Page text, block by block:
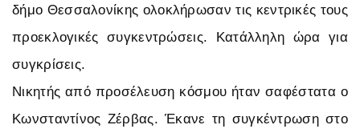
δήμο Θεσσαλονίκης ολοκλήρωσαν τις κεντρικές τους
προεκλογικές συγκεντρώσεις. Κατάλληλη ώρα για
συγκρίσεις.
Νικητής από προσέλευση κόσμου ήταν σαφέστατα ο
Κωνσταντίνος Ζέρβας. Έκανε τη συγκέντρωση στο